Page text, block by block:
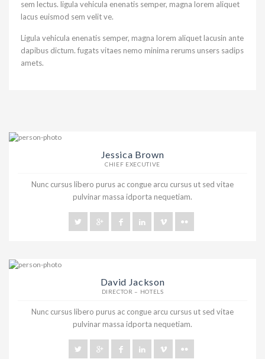
sem lectus. ligula vehicula enenatis semper, magna lorem aliquet
lacus euismod sem velit ve.
Ligula vehicula enenatis semper, magna lorem aliquet lacusin ante
dapibus dictum. fugats vitaes nemo minima rerums unsers sadips
amets.
Jessica Brown
CHIEF EXECUTIVE
Nunc cursus libero purus ac congue arcu cursus ut sed vitae
pulvinar massa idporta nequetiam.
David Jackson
DIRECTOR – HOTELS
Nunc cursus libero purus ac congue arcu cursus ut sed vitae
pulvinar massa idporta nequetiam.